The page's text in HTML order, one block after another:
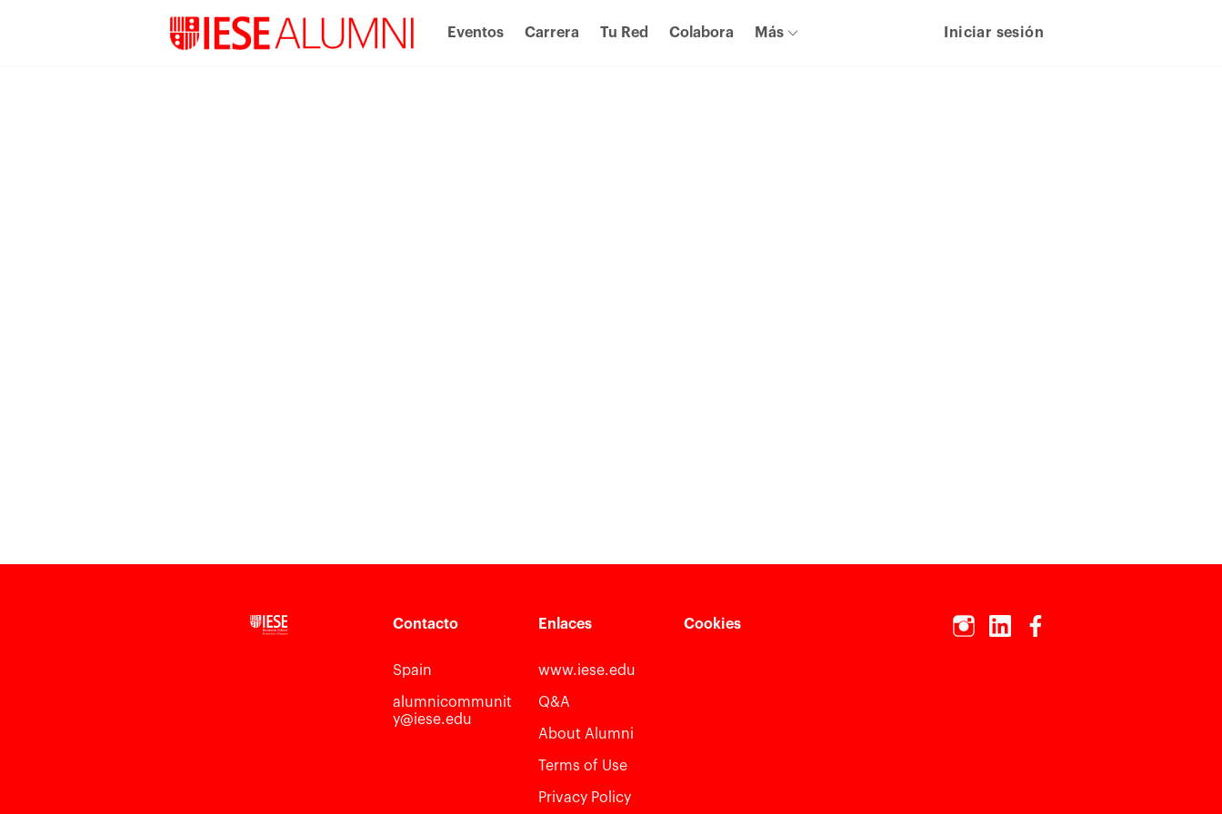
Eventos Carrera Tu Red Colabora Más Iniciar sesión
Contacto
Spain
alumnicommunit
y@iese.edu
Enlaces
www.iese.edu
Q&A
About Alumni
Terms of Use
Privacy Policy
Cookies